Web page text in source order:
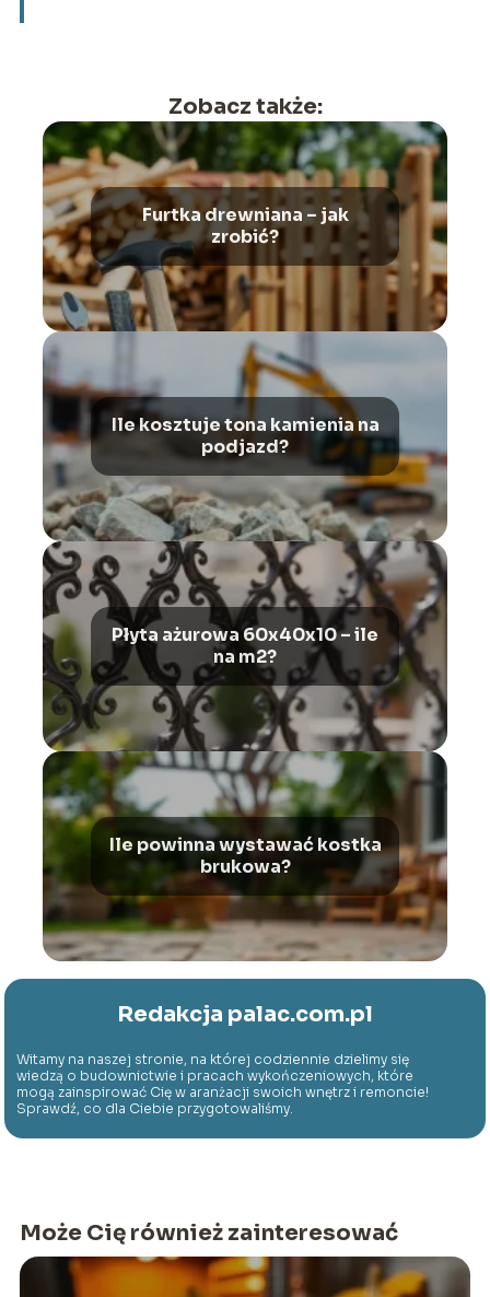
Zobacz także:
Furtka drewniana – jak
zrobić?
Ile kosztuje tona kamienia na
podjazd?
Płyta ażurowa 60x40x10 – ile
na m2?
Ile powinna wystawać kostka
brukowa?
Redakcja palac.com.pl
Witamy na naszej stronie, na której codziennie dzielimy się
wiedzą o budownictwie i pracach wykończeniowych, które
mogą zainspirować Cię w aranżacji swoich wnętrz i remoncie!
Sprawdź, co dla Ciebie przygotowaliśmy.
Może Cię również zainteresować